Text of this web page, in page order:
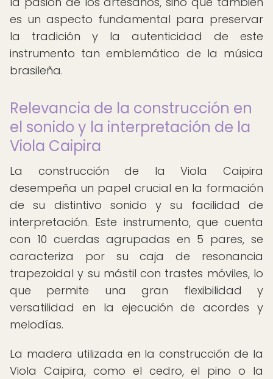
es un aspecto fundamental para preservar
la tradición y la autenticidad de este
instrumento tan emblemático de la música
brasileña.
Relevancia de la construcción en
el sonido y la interpretación de la
Viola Caipira
La construcción de la Viola Caipira
desempeña un papel crucial en la formación
de su distintivo sonido y su facilidad de
interpretación. Este instrumento, que cuenta
con 10 cuerdas agrupadas en 5 pares, se
caracteriza por su caja de resonancia
trapezoidal y su mástil con trastes móviles, lo
que permite una gran flexibilidad y
versatilidad en la ejecución de acordes y
melodías.
La madera utilizada en la construcción de la
Viola Caipira, como el cedro, el pino o la